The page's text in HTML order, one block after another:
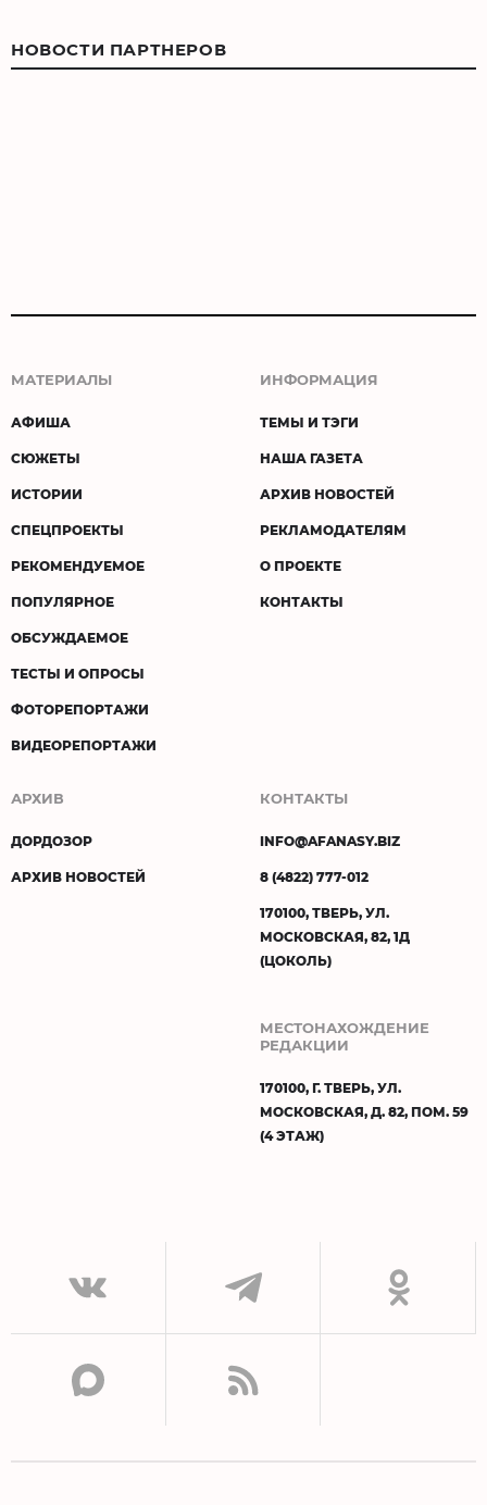
НОВОСТИ ПАРТНЕРОВ
МАТЕРИАЛЫ
АФИША
СЮЖЕТЫ
ИСТОРИИ
СПЕЦПРОЕКТЫ
РЕКОМЕНДУЕМОЕ
ПОПУЛЯРНОЕ
ОБСУЖДАЕМОЕ
ТЕСТЫ И ОПРОСЫ
ФОТОРЕПОРТАЖИ
ВИДЕОРЕПОРТАЖИ
ИНФОРМАЦИЯ
ТЕМЫ И ТЭГИ
НАША ГАЗЕТА
АРХИВ НОВОСТЕЙ
РЕКЛАМОДАТЕЛЯМ
О ПРОЕКТЕ
КОНТАКТЫ
АРХИВ
ДОРДОЗОР
АРХИВ НОВОСТЕЙ
КОНТАКТЫ
INFO@AFANASY.BIZ
8 (4822) 777-012
170100, ТВЕРЬ, УЛ.
МОСКОВСКАЯ, 82, 1Д
(ЦОКОЛЬ)
МЕСТОНАХОЖДЕНИЕ
РЕДАКЦИИ
170100, Г. ТВЕРЬ, УЛ.
МОСКОВСКАЯ, Д. 82, ПОМ. 59
(4 ЭТАЖ)